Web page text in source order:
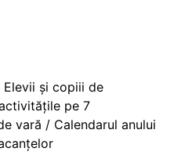
Elevii și copiii de
pe 7
vară / Calendarul anului